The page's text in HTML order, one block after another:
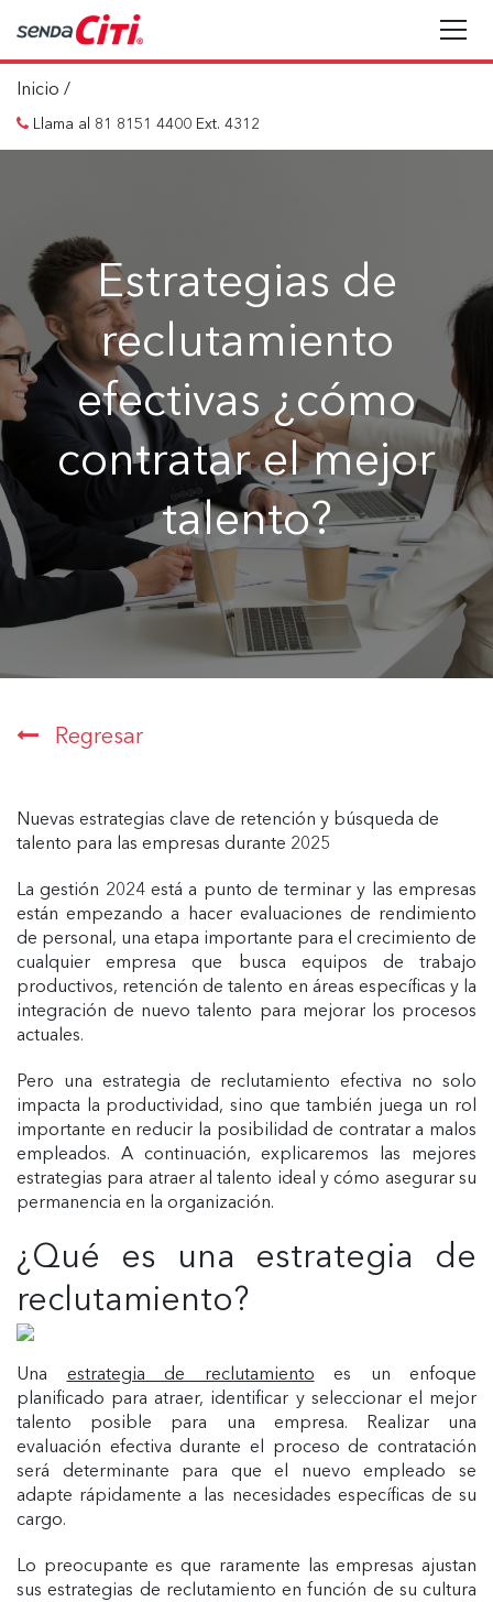
Inicio /
Llama al 81 8151 4400 Ext. 4312
Estrategias de
reclutamiento
efectivas ¿cómo
contratar el mejor
talento?
Regresar
Nuevas estrategias clave de retención y búsqueda de
talento para las empresas durante 2025
La gestión 2024 está a punto de terminar y las empresas
están empezando a hacer evaluaciones de rendimiento
de personal, una etapa importante para el crecimiento de
cualquier empresa que busca equipos de trabajo
productivos, retención de talento en áreas específicas y la
integración de nuevo talento para mejorar los procesos
actuales.
Pero una estrategia de reclutamiento efectiva no solo
impacta la productividad, sino que también juega un rol
importante en reducir la posibilidad de contratar a malos
empleados. A continuación, explicaremos las mejores
estrategias para atraer al talento ideal y cómo asegurar su
permanencia en la organización.
¿Qué es una estrategia de
reclutamiento?
Una estrategia de reclutamiento es un enfoque
planificado para atraer, identificar y seleccionar el mejor
talento posible para una empresa. Realizar una
evaluación efectiva durante el proceso de contratación
será determinante para que el nuevo empleado se
adapte rápidamente a las necesidades específicas de su
cargo.
Lo preocupante es que raramente las empresas ajustan
sus estrategias de reclutamiento en función de su cultura